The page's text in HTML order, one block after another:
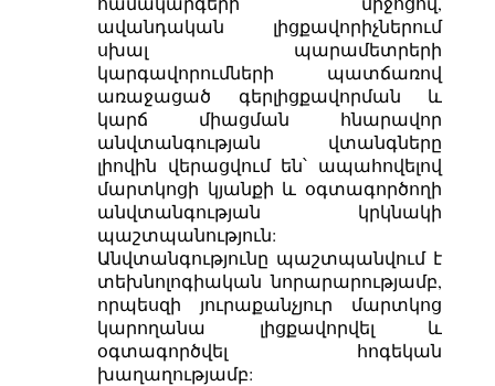
ավանդական լիցքավորիչներում
սխալ պարամետրերի
կարգավորումների պատճառով
առաջացած գերլիցքավորման և
կարճ միացման հնարավոր
անվտանգության վտանգները
լիովին վերացվում են՝ ապահովելով
մարտկոցի կյանքի և օգտագործողի
անվտանգության կրկնակի
պաշտպանություն:
Անվտանգությունը պաշտպանվում է
տեխնոլոգիական նորարարությամբ,
որպեսզի յուրաքանչյուր մարտկոց
կարողանա լիցքավորվել և
օգտագործվել հոգեկան
խաղաղությամբ: